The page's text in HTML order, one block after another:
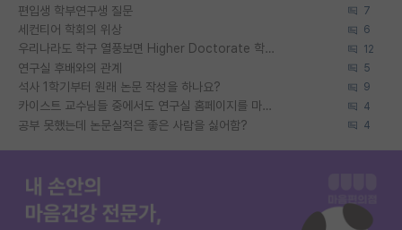
편입생 학부연구생 질문 7
세컨티어 학회의 위상 6
우리나라도 학구 열풍보면 Higher Doctorate 학위가 필요하다고 봅니다. 12
연구실 후배와의 관계 5
석사 1학기부터 원래 논문 작성을 하나요? 9
카이스트 교수님들 중에서도 연구실 홈페이지를 마련 안 하신 분들이 계시던데 4
공부 못했는데 논문실적은 좋은 사람을 싫어함? 4